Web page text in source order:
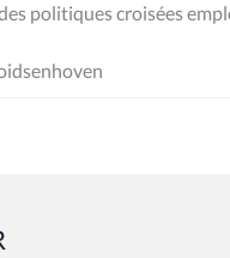
politiques croisées